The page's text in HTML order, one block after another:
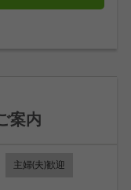
案内
主婦(夫)歓迎